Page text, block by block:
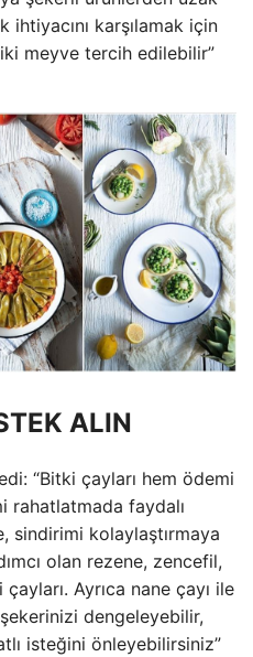
ihtiyacını karşılamak için
meyve tercih edilebilir”
ALIN
“Bitki çayları hem ödemi
rahatlatmada faydalı
sindirimi kolaylaştırmaya
olan rezene, zencefil,
Ayrıca nane çayı ile
dengeleyebilir,
isteğini önleyebilirsiniz”